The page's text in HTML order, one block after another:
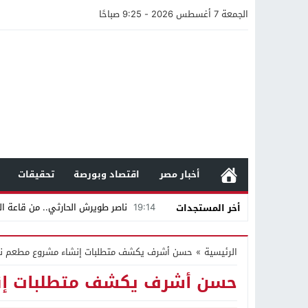
الجمعة 7 أغسطس 2026 - 9:25 صباحًا
أخبار مصر اقتصاد وبورصة تحقيقات
أخر المستجدات
19:14 ناصر طويرش الحارثي.. من قاعة
21:40 مواطن كويتي يقع ضحية عملية
16:20من عامل بناء إلى إمبراطور
18:16 وليد منصور يتفاوض مع نجمة
الرئيسية » حسن أشرف يكشف متطلبات إنشاء مشروع مطعم
حسن أشرف يكشف متطلبات